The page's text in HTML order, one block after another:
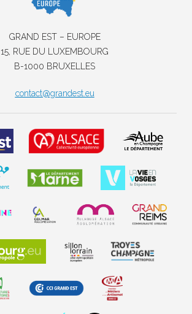
GRAND EST – EUROPE
15, RUE DU LUXEMBOURG
B-1000 BRUXELLES
contact@grandest.eu